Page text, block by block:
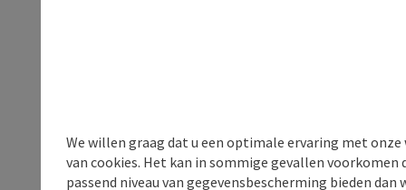
We willen graag dat u een optimale ervaring met
van cookies. Het kan in sommige gevallen voorkomen
passend niveau van gegevensbescherming bieden